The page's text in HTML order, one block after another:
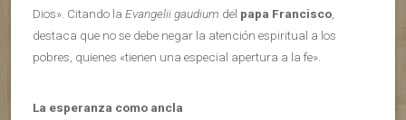
Dios». Citando la Evangelii gaudium del papa Francisco
destaca que no se debe negar la atención espiritual a los
pobres, quienes «tienen una especial apertura a la fe».
La esperanza como ancla